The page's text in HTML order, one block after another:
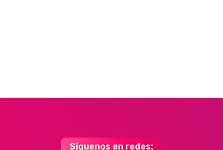
Síguenos en redes: